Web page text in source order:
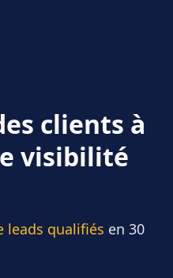
clients à
visibilité
leads qualifiés en 30